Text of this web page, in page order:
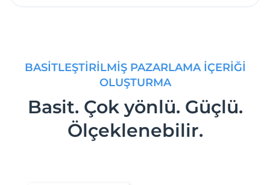
BASITLEŞTIRILMIŞ PAZARLAMA İÇERIĞI
OLUŞTURMA
Basit. Çok yönlü. Güçlü.
Ölçeklenebilir.